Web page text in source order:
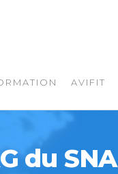
AVIFIT
du SNA